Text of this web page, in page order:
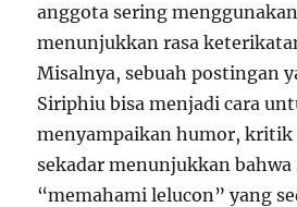
anggota sering
menunjukkan rasa
Misalnya, sebuah postingan
Siriphiu bisa menjadi cara
menyampaikan humor, kritik
sekadar menunjukkan bahwa
“memahami lelucon” yang